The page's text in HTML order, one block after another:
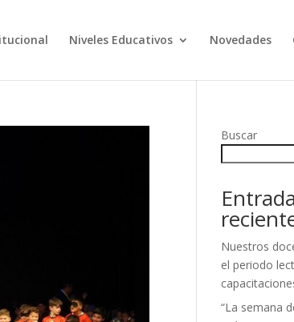
Niveles Educativos Novedades
Buscar
Nuestros
el periodo
“La semana